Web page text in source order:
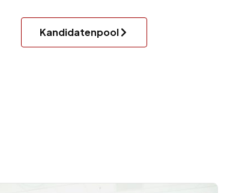
Kandidatenpool